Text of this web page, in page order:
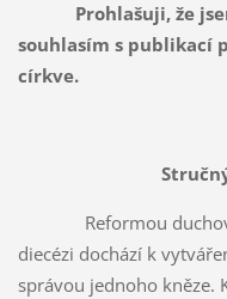
Prohlašuji, že
souhlasím s publikací
církve.
Reformou duchovní
diecézi dochází k
správou jednoho kněze.